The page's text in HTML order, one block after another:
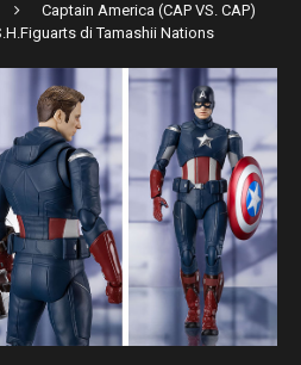
Captain America (CAP VS. CAP)
di Tamashii Nations